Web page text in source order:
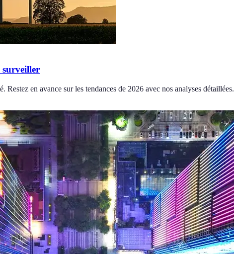
surveiller
en avance sur les tendances de 2026 avec nos analyses détaillées.